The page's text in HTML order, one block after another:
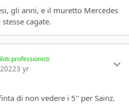
gli anni, e il muretto Mercedes
cagate.
professionisti
3 yr
di non vedere i 5'' per Sainz.